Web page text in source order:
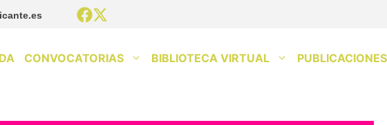
CONVOCATORIAS BIBLIOTECA VIRTUAL PUBLICACIONES